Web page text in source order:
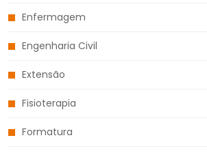
Enfermagem
Engenharia Civil
Extensão
Fisioterapia
Formatura